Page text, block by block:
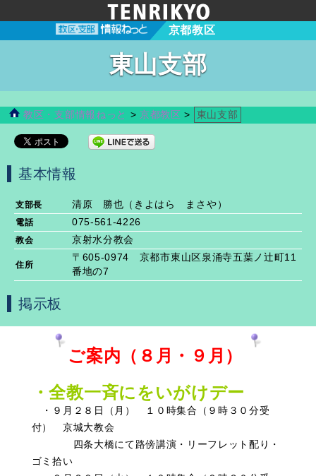
京都教区
東山支部
教区・支部情報ねっと > 京都教区 > 東山支部
基本情報
支部長 清原 勝也（きよはら まさや）
電話 075-561-4226
教会 京射水分教会
住所
〒605-0974 京都市東山区泉涌寺五葉ノ辻町11
番地の7
掲示板
ご案内（８月・９月）
・全教一斉にをいがけデー
・９月２８日（月） １０時集合（９時３０分受
付） 京城大教会
四条大橋にて路傍講演・リーフレット配り・
ゴミ拾い